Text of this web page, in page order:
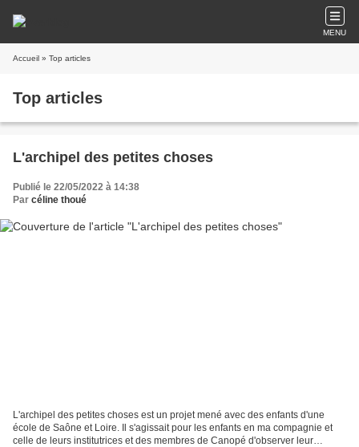
MENU
Accueil » Top articles
Top articles
L'archipel des petites choses
Publié le 22/05/2022 à 14:38
Par céline thoué
L'archipel des petites choses est un projet mené avec des enfants d'une
école de Saône et Loire. Il s'agissait pour les enfants en ma compagnie et
celle de leurs institutrices et des membres de Canopé d'observer leur